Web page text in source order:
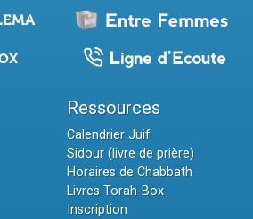
Ressources
Calendrier Juif
Sidour (livre de prière)
Horaires de Chabbath
Livres Torah-Box
Inscription